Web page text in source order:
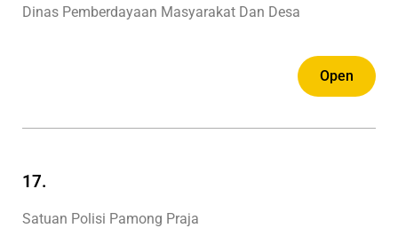
Dinas Pemberdayaan Masyarakat Dan Desa
Open
17.
Satuan Polisi Pamong Praja